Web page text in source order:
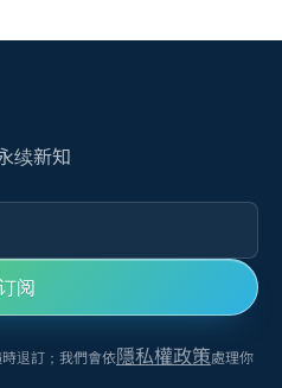
续新知
阅
退訂；我們會依隱私權政策處理你